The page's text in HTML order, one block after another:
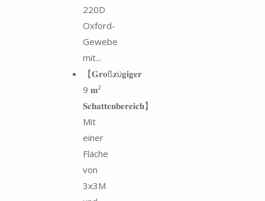
220D
Oxford-
Gewebe
mit...
【𝐆𝐫𝐨ß𝐳ü𝐠𝐢𝐠𝐞𝐫
9 𝐦²
𝐒𝐜𝐡𝐚𝐭𝐭𝐞𝐧𝐛𝐞𝐫𝐞𝐢𝐜𝐡】
Mit
einer
Fläche
von
3x3M